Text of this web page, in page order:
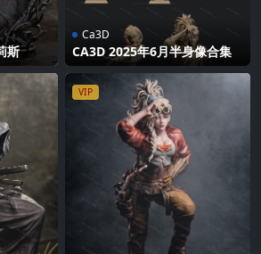
斯
Ca3D
CA3D 2025年6月半身像合集
VIP